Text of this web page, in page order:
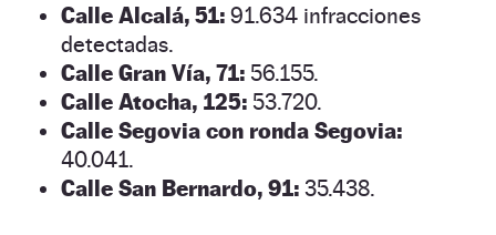
Calle Alcalá, 51: 91.634 infracciones
detectadas.
Calle Gran Vía, 71: 56.155.
Calle Atocha, 125: 53.720.
Calle Segovia con ronda Segovia:
40.041.
Calle San Bernardo, 91: 35.438.